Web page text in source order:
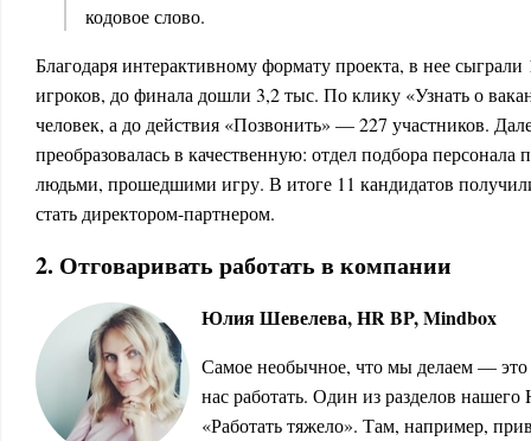
кодовое слово.
Благодаря интерактивному формату проекта, в нее
игроков, до финала дошли 3,2 тыс. По клику «Узнать о
человек, а до действия «Позвонить» — 227 участников.
преобразовалась в качественную: отдел подбора персонала
людьми, прошедшими игру. В итоге 11 кандидатов
стать директором-партнером.
2. Отговаривать работать в компании
Юлия Шевелева, HR BP, Mindbox
Самое необычное, что мы делаем — это
нас работать. Один из разделов
«Работать тяжело». Там, например,